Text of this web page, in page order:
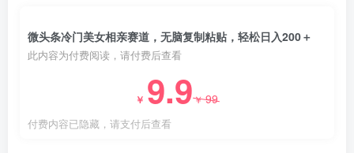
微头条冷门美女相亲赛道，无脑复制粘贴，轻松日入200＋
此内容为付费阅读，请付费后查看
￥ 9.9￥99
付费内容已隐藏，请支付后查看